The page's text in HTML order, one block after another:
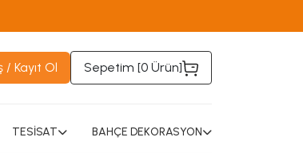
/ Kayıt Ol Sepetim [0 Ürün]
TESİSAT BAHÇE DEKORASYON